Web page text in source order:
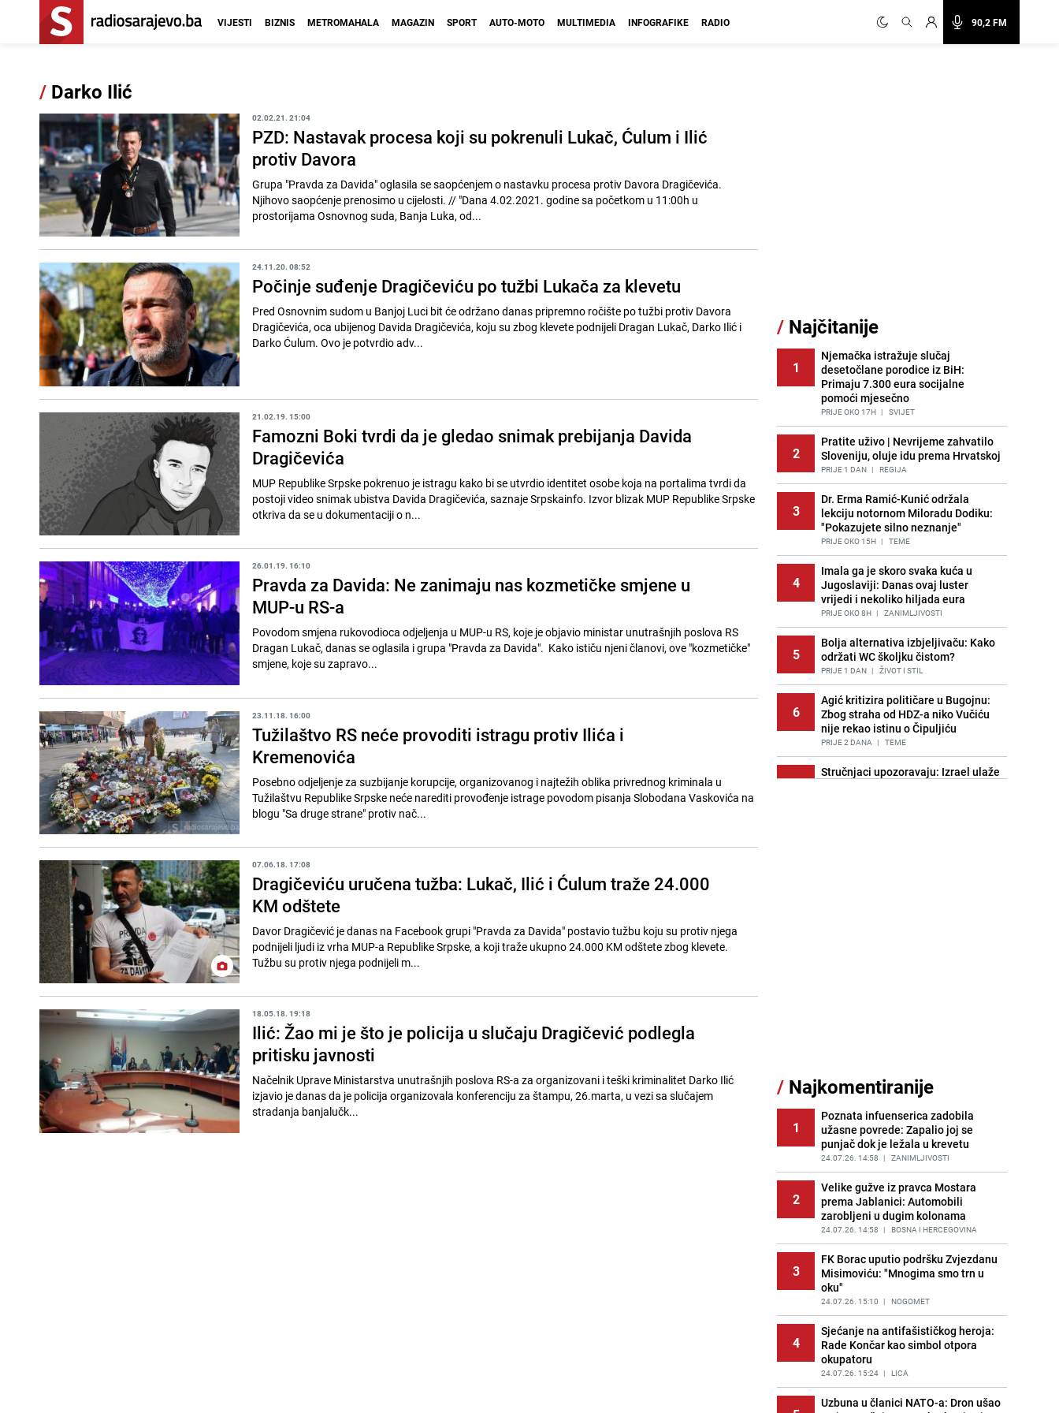
90,2 FM
VIJESTI BIZNIS METROMAHALA MAGAZIN SPORT AUTO-MOTO MULTIMEDIA INFOGRAFIKE RADIO
/ Darko Ilić
02.02.21. 21:04
PZD: Nastavak procesa koji su pokrenuli Lukač, Ćulum i Ilić
protiv Davora
Grupa "Pravda za Davida" oglasila se saopćenjem o nastavku procesa protiv Davora Dragičevića.
Njihovo saopćenje prenosimo u cijelosti. // "Dana 4.02.2021. godine sa početkom u 11:00h u
prostorijama Osnovnog suda, Banja Luka, od...
24.11.20. 08:52
Počinje suđenje Dragičeviću po tužbi Lukača za klevetu
Pred Osnovnim sudom u Banjoj Luci bit će održano danas pripremno ročište po tužbi protiv Davora
Dragičevića, oca ubijenog Davida Dragičevića, koju su zbog klevete podnijeli Dragan Lukač, Darko Ilić i
Darko Ćulum. Ovo je potvrdio adv...
21.02.19. 15:00
Famozni Boki tvrdi da je gledao snimak prebijanja Davida
Dragičevića
MUP Republike Srpske pokrenuo je istragu kako bi se utvrdio identitet osobe koja na portalima tvrdi da
postoji video snimak ubistva Davida Dragičevića, saznaje Srpskainfo. Izvor blizak MUP Republike Srpske
otkriva da se u dokumentaciji o n...
26.01.19. 16:10
Pravda za Davida: Ne zanimaju nas kozmetičke smjene u
MUP-u RS-a
Povodom smjena rukovodioca odjeljenja u MUP-u RS, koje je objavio ministar unutrašnjih poslova RS
Dragan Lukač, danas se oglasila i grupa "Pravda za Davida". Kako ističu njeni članovi, ove "kozmetičke"
smjene, koje su zapravo...
23.11.18. 16:00
Tužilaštvo RS neće provoditi istragu protiv Ilića i
Kremenovića
Posebno odjeljenje za suzbijanje korupcije, organizovanog i najtežih oblika privrednog kriminala u
Tužilaštvu Republike Srpske neće narediti provođenje istrage povodom pisanja Slobodana Vaskovića na
blogu "Sa druge strane" protiv nač...
07.06.18. 17:08
Dragičeviću uručena tužba: Lukač, Ilić i Ćulum traže 24.000
KM odštete
Davor Dragičević je danas na Facebook grupi "Pravda za Davida" postavio tužbu koju su protiv njega
podnijeli ljudi iz vrha MUP-a Republike Srpske, a koji traže ukupno 24.000 KM odštete zbog klevete.
Tužbu su protiv njega podnijeli m...
18.05.18. 19:18
Ilić: Žao mi je što je policija u slučaju Dragičević podlegla
pritisku javnosti
Načelnik Uprave Ministarstva unutrašnjih poslova RS-a za organizovani i teški kriminalitet Darko Ilić
izjavio je danas da je policija organizovala konferenciju za štampu, 26.marta, u vezi sa slučajem
stradanja banjalučk...
/ Najčitanije
1
Njemačka istražuje slučaj
desetočlane porodice iz BiH:
Primaju 7.300 eura socijalne
pomoći mjesečno
PRIJE OKO 17H | SVIJET
2
Pratite uživo | Nevrijeme zahvatilo
Sloveniju, oluje idu prema Hrvatskoj
PRIJE 1 DAN | REGIJA
3
Dr. Erma Ramić-Kunić održala
lekciju notornom Miloradu Dodiku:
"Pokazujete silno neznanje"
PRIJE OKO 15H | TEME
4
Imala ga je skoro svaka kuća u
Jugoslaviji: Danas ovaj luster
vrijedi i nekoliko hiljada eura
PRIJE OKO 8H | ZANIMLJIVOSTI
5
Bolja alternativa izbjeljivaču: Kako
održati WC školjku čistom?
PRIJE 1 DAN | ŽIVOT I STIL
6
Agić kritizira političare u Bugojnu:
Zbog straha od HDZ-a niko Vučiću
nije rekao istinu o Čipuljiću
PRIJE 2 DANA | TEME
7
Stručnjaci upozoravaju: Izrael ulaže
Novog
BOSNA I HERCEGOVINA
12
Kao iz slastičarne: Rolada od
čokolade i kokosa bez pečenja,
jednostavan desert bez imalo muke
PRIJE 2 DANA | RECEPTI
13
Tajna savršenog makedonskog
ajvara: Stari recept za kremast i
bogat okus
PRIJE 2 DANA | RECEPTI
14
Tuga potresla grad na Uni:
Preminula Lejla Muhić (39),
sugrađani u nevjerici
PRIJE 2 DANA | BOSNA I HERCEGOVINA
15
Borba trajala satima: Pogledajte
'grdosiju' od skoro tri metra koju su
braća izvukla iz mora
PRIJE 1 DAN | SVIJET
/ Najkomentiranije
1
Poznata infuenserica zadobila
užasne povrede: Zapalio joj se
punjač dok je ležala u krevetu
24.07.26. 14:58 | ZANIMLJIVOSTI
2
Velike gužve iz pravca Mostara
prema Jablanici: Automobili
zarobljeni u dugim kolonama
24.07.26. 14:58 | BOSNA I HERCEGOVINA
3
FK Borac uputio podršku Zvjezdanu
Misimoviću: "Mnogima smo trn u
oku"
24.07.26. 15:10 | NOGOMET
4
Sjećanje na antifašističkog heroja:
Rade Končar kao simbol otpora
okupatoru
24.07.26. 15:24 | LICA
Uzbuna u članici NATO-a: Dron ušao